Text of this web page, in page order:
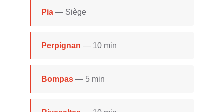
Pia — Siège
Perpignan — 10 min
Bompas — 5 min